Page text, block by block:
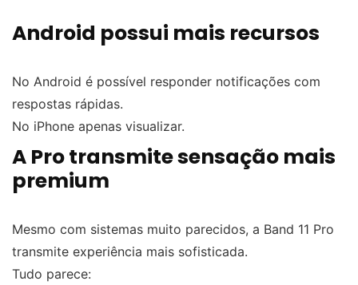
Android possui mais recursos
No Android é possível responder notificações com
respostas rápidas.
No iPhone apenas visualizar.
A Pro transmite sensação mais
premium
Mesmo com sistemas muito parecidos, a Band 11 Pro
transmite experiência mais sofisticada.
Tudo parece: